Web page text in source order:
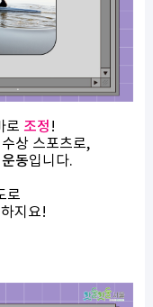
로 조정 !
상 스포츠로,
동입니다.
로
지요!